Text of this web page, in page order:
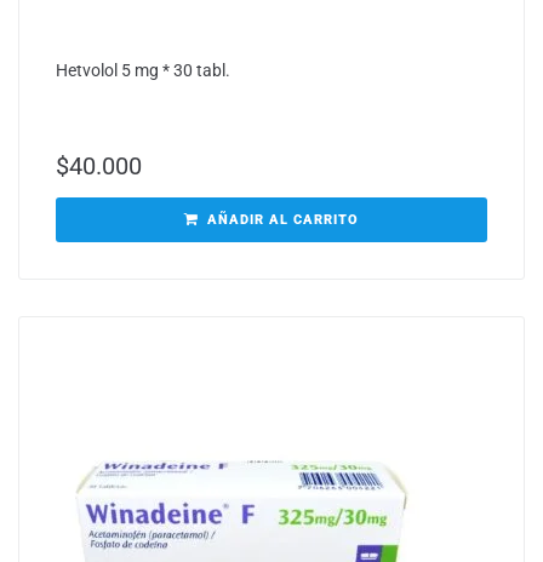
Hetvolol 5 mg * 30 tabl.
$40.000
AÑADIR AL CARRITO